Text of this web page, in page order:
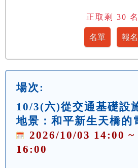
正取剩 30 名
場次:
10/3(六)從交通基礎設
地景：和平新生天橋的
2026/10/03 14:00 ~
16:00